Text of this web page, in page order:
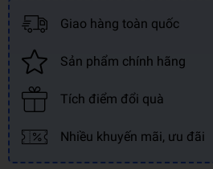
Giao hàng toàn quốc
Sản phẩm chính hãng
Tích điểm đổi quà
Nhiều khuyến mãi, ưu đãi